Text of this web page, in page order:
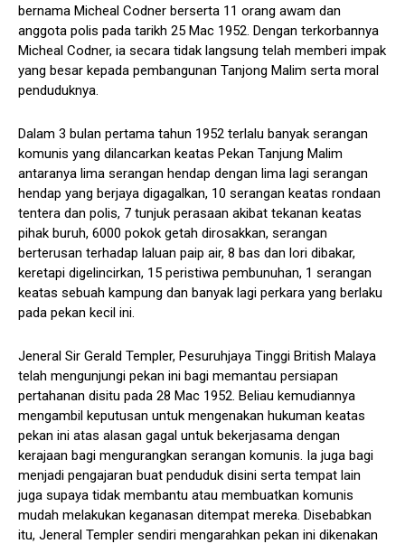
bernama Micheal Codner berserta 11 orang awam dan
anggota polis pada tarikh 25 Mac 1952. Dengan terkorbannya
Micheal Codner, ia secara tidak langsung telah memberi impak
yang besar kepada pembangunan Tanjong Malim serta moral
penduduknya.
Dalam 3 bulan pertama tahun 1952 terlalu banyak serangan
komunis yang dilancarkan keatas Pekan Tanjung Malim
antaranya lima serangan hendap dengan lima lagi serangan
hendap yang berjaya digagalkan, 10 serangan keatas rondaan
tentera dan polis, 7 tunjuk perasaan akibat tekanan keatas
pihak buruh, 6000 pokok getah dirosakkan, serangan
berterusan terhadap laluan paip air, 8 bas dan lori dibakar,
keretapi digelincirkan, 15 peristiwa pembunuhan, 1 serangan
keatas sebuah kampung dan banyak lagi perkara yang berlaku
pada pekan kecil ini.
Jeneral Sir Gerald Templer, Pesuruhjaya Tinggi British Malaya
telah mengunjungi pekan ini bagi memantau persiapan
pertahanan disitu pada 28 Mac 1952. Beliau kemudiannya
mengambil keputusan untuk mengenakan hukuman keatas
pekan ini atas alasan gagal untuk bekerjasama dengan
kerajaan bagi mengurangkan serangan komunis. Ia juga bagi
menjadi pengajaran buat penduduk disini serta tempat lain
juga supaya tidak membantu atau membuatkan komunis
mudah melakukan keganasan ditempat mereka. Disebabkan
itu, Jeneral Templer sendiri mengarahkan pekan ini dikenakan